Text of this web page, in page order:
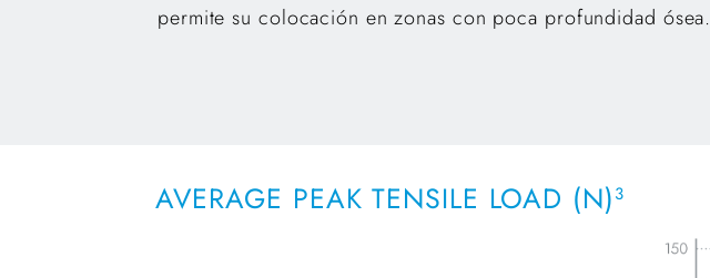
permite su colocación en zonas con poca profundidad ósea.
AVERAGE PEAK TENSILE LOAD (N)3